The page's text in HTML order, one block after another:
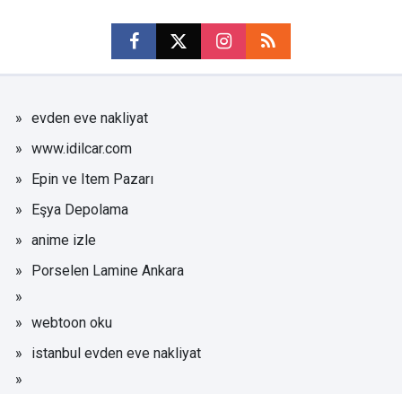
evden eve nakliyat
www.idilcar.com
Epin ve Item Pazarı
Eşya Depolama
anime izle
Porselen Lamine Ankara
webtoon oku
istanbul evden eve nakliyat